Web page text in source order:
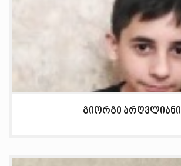
გიორგი არღვლიანი